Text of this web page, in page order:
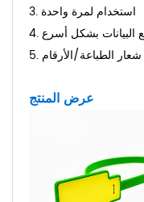
3. استخدام لمرة واحدة
البيانات بشكل أسرع
شعار الطباعة/الأرقام
عرض المنتج